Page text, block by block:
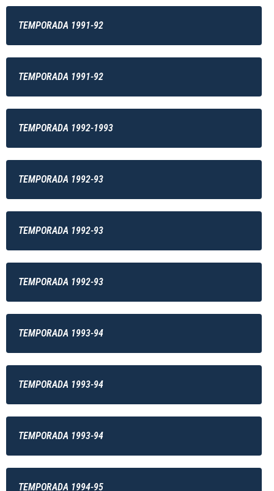
TEMPORADA 1991-92
TEMPORADA 1991-92
TEMPORADA 1992-1993
TEMPORADA 1992-93
TEMPORADA 1992-93
TEMPORADA 1992-93
TEMPORADA 1993-94
TEMPORADA 1993-94
TEMPORADA 1993-94
TEMPORADA 1994-95